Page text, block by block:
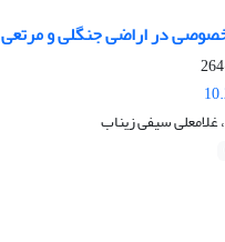
خصوصی در اراضی جنگلی و مرتعی
سیفی زیناب